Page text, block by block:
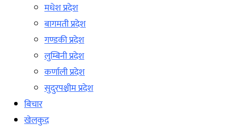
मधेश प्रदेश
बागमती प्रदेश
गण्डकी प्रदेश
लुम्बिनी प्रदेश
कर्णाली प्रदेश
सुदुरपश्चीम प्रदेश
बिचार
खेलकुद